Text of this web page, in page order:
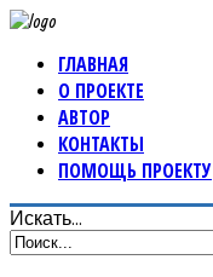
ГЛАВНАЯ
О ПРОЕКТЕ
АВТОР
КОНТАКТЫ
ПОМОЩЬ ПРОЕКТУ
Искать...